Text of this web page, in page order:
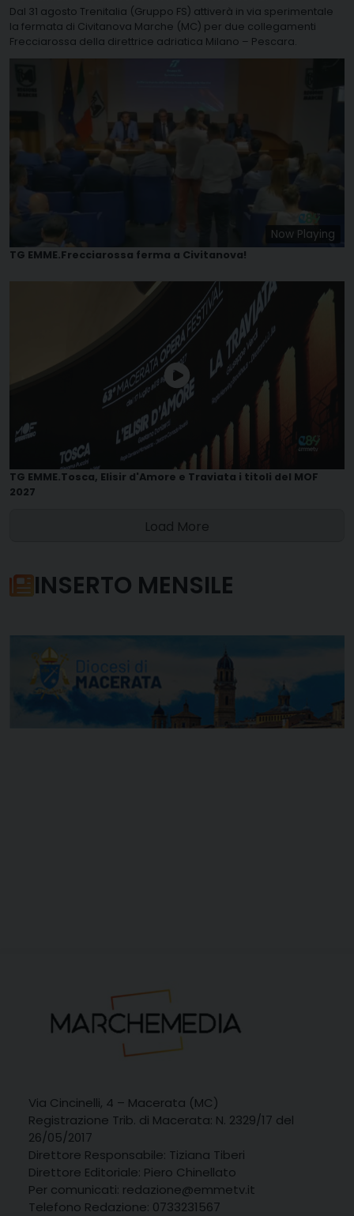
Dal 31 agosto Trenitalia (Gruppo FS) attiverà in via sperimentale
la fermata di Civitanova Marche (MC) per due collegamenti
Frecciarossa della direttrice adriatica Milano – Pescara.
Now Playing
TG EMME.Frecciarossa ferma a Civitanova!
TG EMME.Tosca, Elisir d'Amore e Traviata i titoli del MOF
2027
Load More
INSERTO MENSILE
Via Cincinelli, 4 – Macerata (MC)
Registrazione Trib. di Macerata: N. 2329/17 del
26/05/2017
Direttore Responsabile: Tiziana Tiberi
Direttore Editoriale: Piero Chinellato
Per comunicati: redazione@emmetv.it
Telefono Redazione: 0733231567